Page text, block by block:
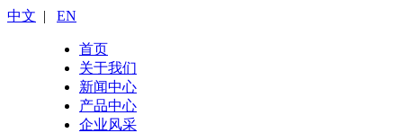
中文 | EN
首页
关于我们
新闻中心
产品中心
企业风采